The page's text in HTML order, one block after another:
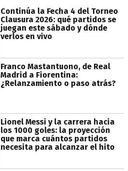
Continúa la Fecha 4 del Torneo
Clausura 2026: qué partidos se
juegan este sábado y dónde
verlos en vivo
Franco Mastantuono, de Real
Madrid a Fiorentina:
¿Relanzamiento o paso atrás?
Lionel Messi y la carrera hacia
los 1000 goles: la proyección
que marca cuántos partidos
necesita para alcanzar el hito